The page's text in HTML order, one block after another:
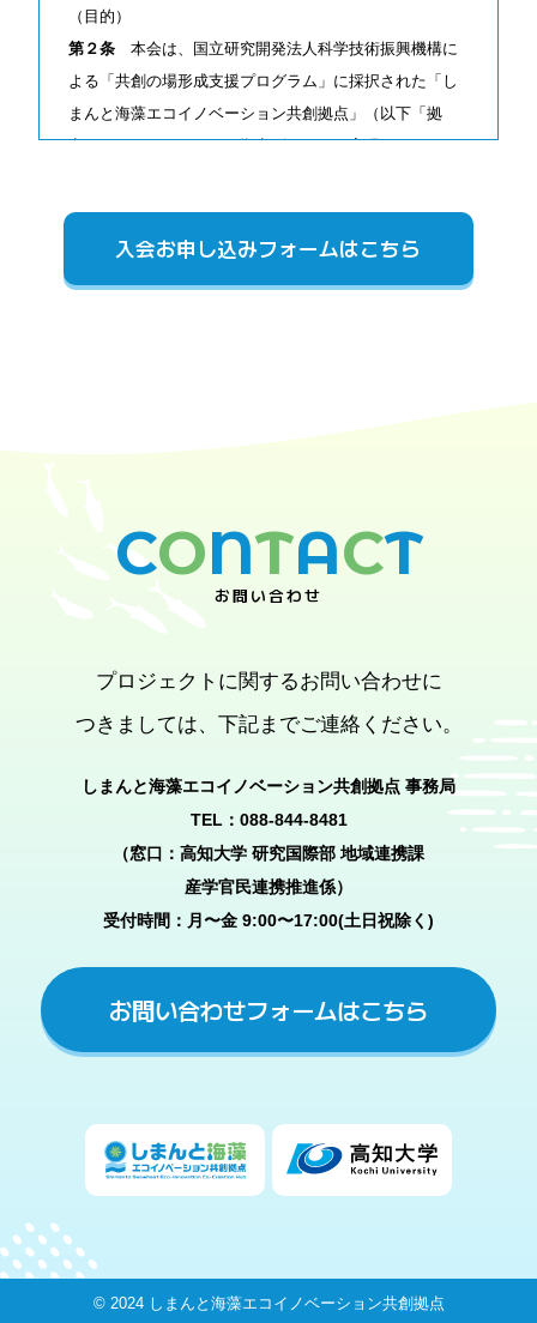
（目的）
第２条 本会は、国立研究開発法人科学技術振興機構に
よる「共創の場形成支援プログラム」に採択された「し
まんと海藻エコイノベーション共創拠点」（以下「拠
点」という。）における拠点ビジョンを実現するため、
研究開発・市場開発を推進することを目的とする。
（会員）
会員は、入会申込書に所定の事項を記入し、本
会事務局に受理されなければならない。なお、申出があ
（組織）
第５条 本会に本会を代表する会長を置き、拠点の管理
総会は、必要に応じて会長が招集し、本会則の
変更及び本会の活動の重要事項を協議する。
総会の議長は会長をもって充てる。ただし、会
者が議長を務める。
総会は、会員の過半数の出席がなければ成立し
総会の議事は、出席会員の過半数の議決を持っ
決定する。
総会は、議長の判断により電子メールによる協
議に代えることができる。
（部会）
第７条本会は、会長の承認のもとで部会を置くことが
でき、専門的な事項を協議する。
入会お申し込みフォームはこちら
CONTACT
お問い合わせ
プロジェクトに関するお問い合わせに
つきましては、 下記までご連絡ください。
しまんと海藻エコイノベーション共創拠点 事務局
TEL：088-844-8481
（窓口：高知大学 研究国際部 地域連携課
産学官民連携推進係）
受付時間：月〜金 9:00〜17:00(土日祝除く)
お問い合わせフォームはこちら
© 2024 しまんと海藻エコイノベーション共創拠点